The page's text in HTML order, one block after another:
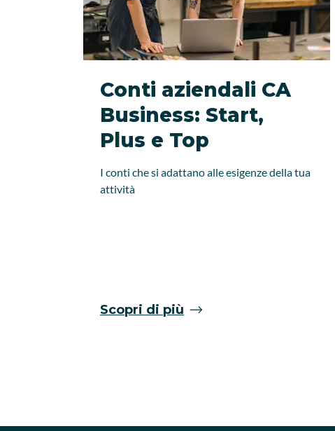
Conti aziendali CA
Business: Start,
Plus e Top
I conti che si adattano alle esigenze della tua
attività
Scopri di più